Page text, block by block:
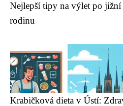
Nejlepší tipy na výlet po jižní
rodinu
Krabičková dieta v Ústí: